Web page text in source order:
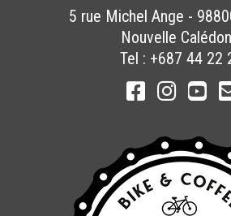
5 rue Michel Ange -
Nouvelle
Tel : +687 44 22